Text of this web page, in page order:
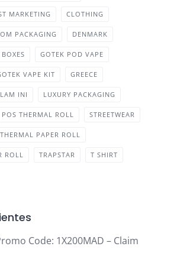
MARKETING CLOTHING
PACKAGING DENMARK
GOTEK POD VAPE
VAPE KIT GREECE
INI LUXURY PACKAGING
POS THERMAL ROLL STREETWEAR
THERMAL PAPER ROLL
ROLL TRAPSTAR T SHIRT
Code: 1X200MAD – Claim